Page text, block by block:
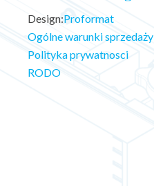
Design:Proformat
Ogólne warunki sprzedaży
Polityka prywatnosci
RODO